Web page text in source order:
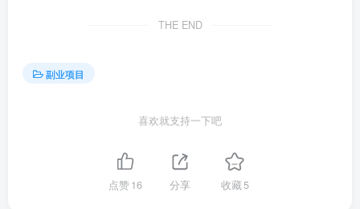
THE END
副业项目
喜欢就支持一下吧
点赞16 分享 收藏5